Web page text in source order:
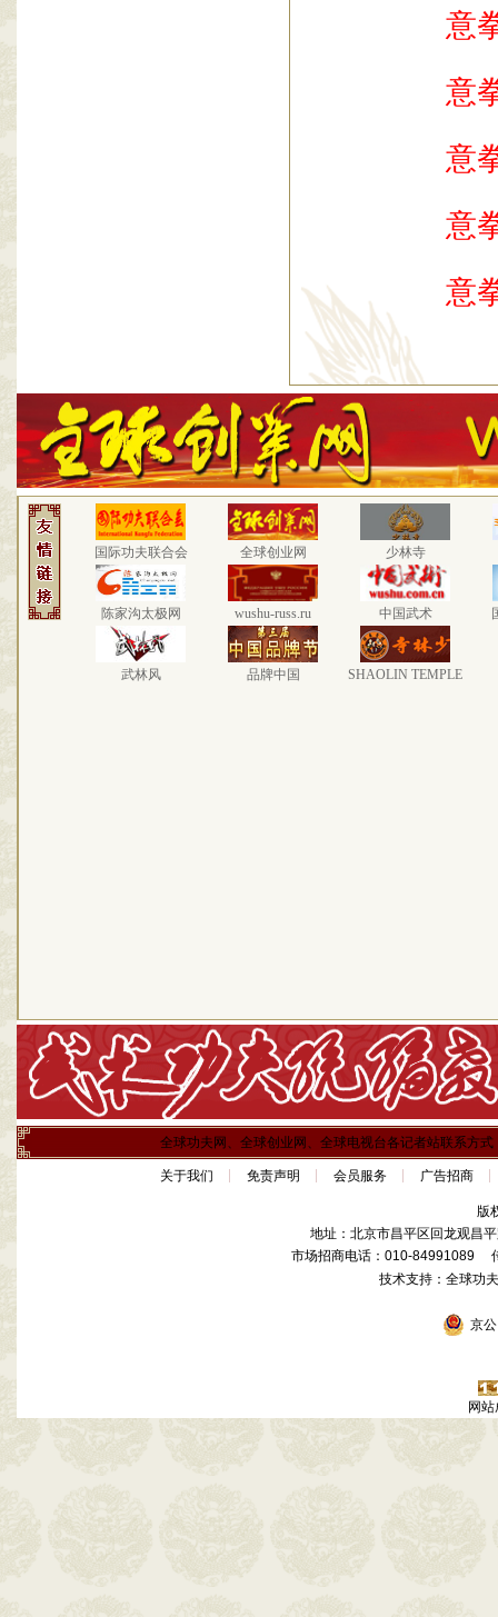
意
意
意
意
意
国际功夫联合会 全球创业网 少林寺
陈家沟太极网 wushu-russ.ru 中国武术
武林风 品牌中国 SHAOLIN TEMPLE
全球功夫网、全球创业网、全球电视台各记者站联系方式
关于我们 免责声明 会员服务 广告招商
版
地址：北京市昌平区回龙观昌
市场招商电话：010-84991089
技术支持：全球
京公
网